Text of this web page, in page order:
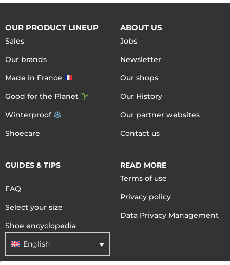
OUR PRODUCT LINEUP
Sales
Our brands
Made in France
Good for the Planet
Winterproof
Shoecare
ABOUT US
Jobs
Newsletter
Our shops
Our History
Our partner websites
Contact us
GUIDES & TIPS
FAQ
Select your size
Shoe encyclopedia
English
READ MORE
Terms of use
Privacy policy
Data Privacy Management